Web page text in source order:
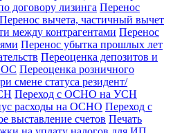
договору лизинга Перенос
Перенос вычета, частичный вычет
между контрагентами Перенос
Перенос убытка прошлых лет
Переоценка депозитов и
ОС Переоценка розничного
смене статуса резидент/
Переход с ОСНО на УСН
расходы на ОСНО Переход с
выставление счетов Печать